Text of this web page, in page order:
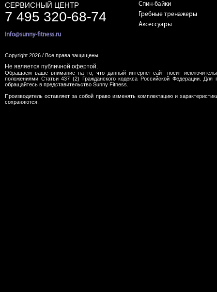
СЕРВИСНЫЙ ЦЕНТР
7 495 320-68-74
info@sunny-fitness.ru
Спин-байки
Гребные тренажеры
Аксессуары
Copyright 2026 / Все права защищены
Не является публичной офертой.
Обращаем ваше внимание на то, что данный интернет-сайт носит
положениями Статьи 437 (2) Гражданского кодекса Российской Федерации.
обращайтесь в представительство Sunny Fitness.
Производитель оставляет за собой право изменять комплектацию и
сохраняются.